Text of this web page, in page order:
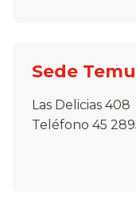
Sede
Las Delicias 408
Teléfono 45